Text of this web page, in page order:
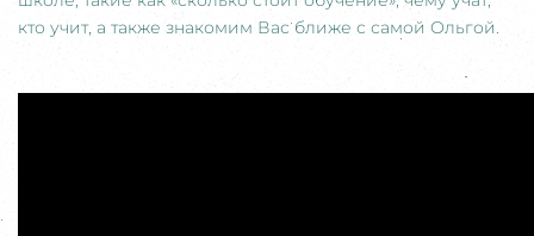
кто учит, а также знакомим Вас ближе с самой Ольгой.